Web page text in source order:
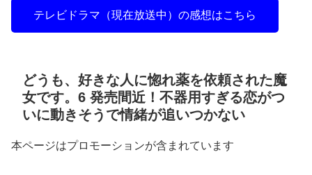
テレビドラマ（現在放送中）の感想はこちら
どうも、好きな人に惚れ薬を依頼された魔
女です。6 発売間近！不器用すぎる恋がつ
いに動きそうで情緒が追いつかない
本ページはプロモーションが含まれています